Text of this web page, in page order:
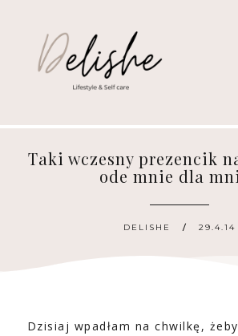
Taki wczesny prezencik
ode mnie dla
DELISHE 29.4.14
Dzisiaj wpadłam na chwilkę,